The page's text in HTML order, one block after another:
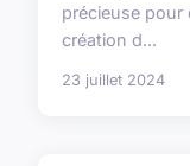
précieuse pour
création d...
23 juillet 2024